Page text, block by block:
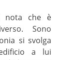
nota che è
Sono
si svolga
a lui